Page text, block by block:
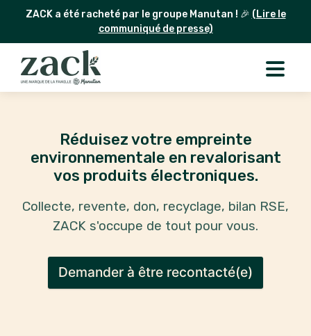
ZACK a été racheté par le groupe Manutan ! 🎉 (Lire le
communiqué de presse)
Réduisez votre empreinte
environnementale en revalorisant
vos produits électroniques.
Collecte, revente, don, recyclage, bilan RSE,
ZACK s'occupe de tout pour vous.
Demander à être recontacté(e)